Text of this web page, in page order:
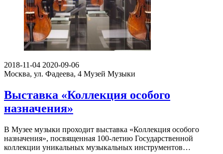
2018-11-04 2020-09-06
Москва, ул. Фадеева, 4 Музей Музыки
Выставка «Коллекция особого
назначения»
В Музее музыки проходит выставка «Коллекция особого
назначения», посвященная 100-летию Государственной
коллекции уникальных музыкальных инструментов…